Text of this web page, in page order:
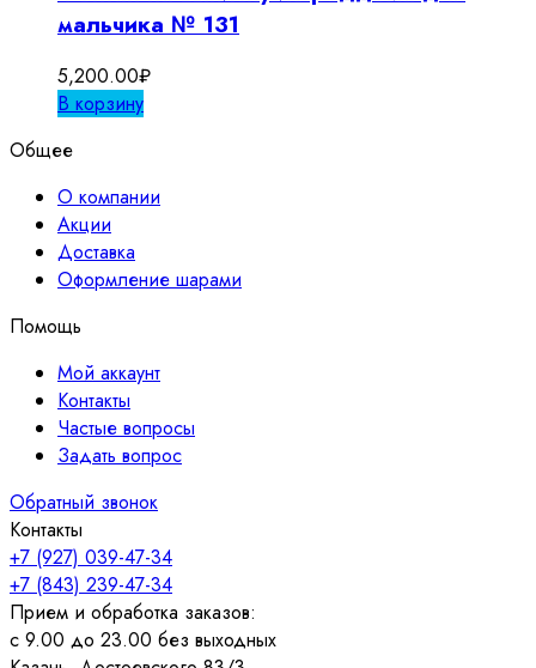
мальчика № 131
5,200.00₽
В корзину
Общее
О компании
Акции
Доставка
Оформление шарами
Помощь
Мой аккаунт
Контакты
Частые вопросы
Задать вопрос
Обратный звонок
Контакты
+7 (927) 039-47-34
+7 (843) 239-47-34
Прием и обработка заказов:
с 9.00 до 23.00 без выходных